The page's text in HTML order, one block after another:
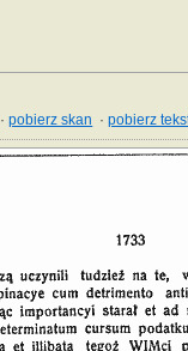
·pobierz skan ·pobierz